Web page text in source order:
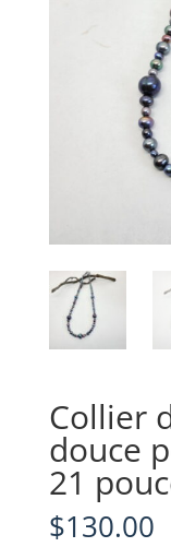
Collier
douce
21
$130.00